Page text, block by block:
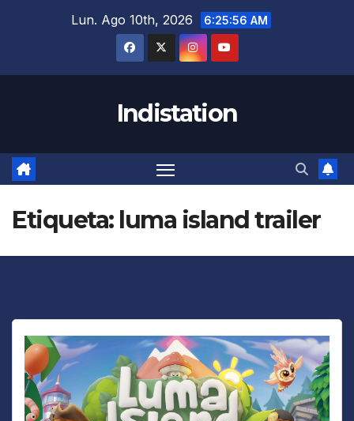
Lun. Ago 10th, 2026 6:25:56 AM
Indistation
Etiqueta: luma island trailer